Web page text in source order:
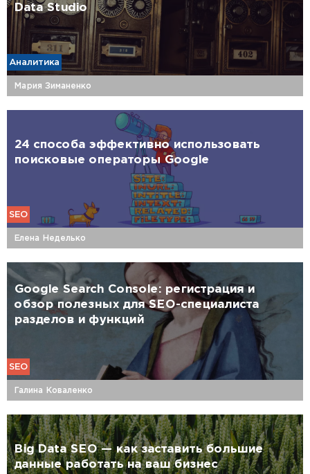
Data Studio
Аналитика
Мария Зиманенко
24 способа эффективно использовать
поисковые операторы Google
SEO
Елена Неделько
Google Search Console: регистрация и
обзор полезных для SEO-специалиста
разделов и функций
SEO
Галина Коваленко
Big Data SEO — как заставить большие
данные работать на ваш бизнес